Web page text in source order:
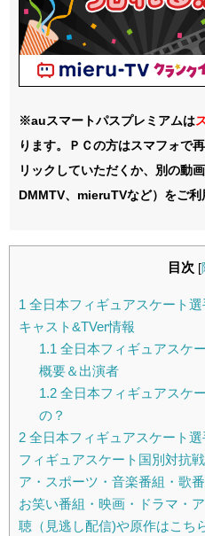
※auスマートパスプレミアムは
ります。ＰＣの方はスマフォで
リックしていただくか、別の動
DMMTV、mieruTVなど）をご利
目次 [
1 全日本フィギュアスケート
キャスト&TVer情報
1.1全日本フィギュアスケ
概要＆出演者
1.2全日本フィギュアスケ
の？
2 全日本フィギュアスケート
フィギュアスケート国別対抗
ア・スポーツ・音楽番組・歌
お笑い番組・映画・ドラマ・
聴（見逃し配信)や原作はこち